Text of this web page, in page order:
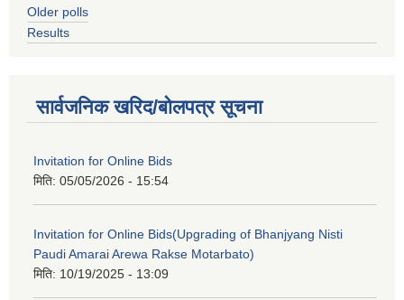
Older polls
Results
सार्वजनिक खरिद/बोलपत्र सूचना
Invitation for Online Bids
मिति: 05/05/2026 - 15:54
Invitation for Online Bids(Upgrading of Bhanjyang Nisti
Paudi Amarai Arewa Rakse Motarbato)
मिति: 10/19/2025 - 13:09